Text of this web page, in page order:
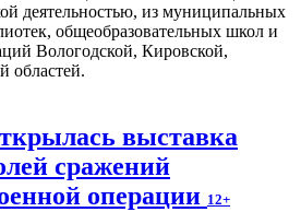
деятельностью, из муниципальных
общеобразовательных школ и
Вологодской, Кировской,
областей.
выставка
сражений
операции 12+